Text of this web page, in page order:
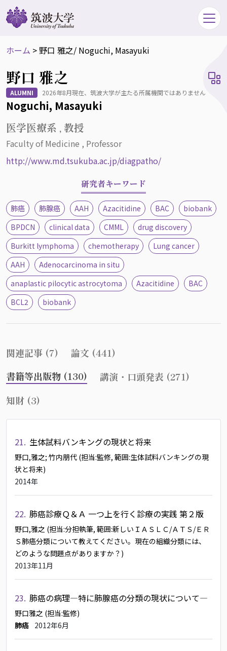
ホーム >野口 雅之/ Noguchi, Masayuki
野口 雅之
ALUMNI 2026年8月現在、筑波大学が主たる所属機関ではありません
Noguchi, Masayuki
医学医療系 , 教授
Faculty of Medicine , Professor
http://www.md.tsukuba.ac.jp/diagpatho/
研究者キーワード
肺癌 肺腺癌 AAH Azacitidine BAC
biobank
BPDCN
clinical data CMML
drug discovery
Burkitt lymphoma
chemotherapy
Lung cancer
AAH
Adenocarcinoma in situ
anaplastic pilocytic astrocytoma
Azacitidine
BAC
BCL2
biobank
関連記事 (7)
論文 (441)
書籍等出版物 (130)
講演・口頭発表 (271)
知財 (3)
21. 生体試料バンキングの現状と将来
野口,雅之; 竹内朋代 (担当:監修, 範囲:生体試料バンキングの現
状と将来)
2014年
22. 肺癌診療Ｑ＆Ａ 一つ上を行く診療の実践 第２版
野口,雅之 (担当:分担執筆, 範囲:新しいＩＡＳＬＣ/ＡＴＳ/ＥＲ
Ｓ肺癌分類について教えてください。現在の組織分類には、
どのような問題点がありますか？)
2013年11月
23. 肺癌の病理―特に肺腺癌の分類の現状について―
野口雅之 (担当:監修)
肺癌 2012年6月